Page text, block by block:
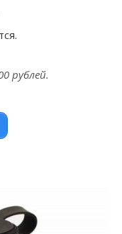
рублей.